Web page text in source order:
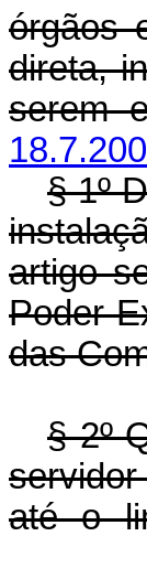
órgãos
direta,
serem
§ 1º
artigo
Poder
das
§ 2º
até o